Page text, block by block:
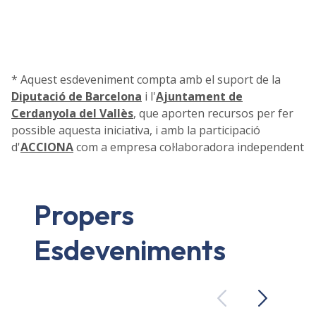
* Aquest esdeveniment compta amb el suport de la
Diputació de Barcelona i l'Ajuntament de
Cerdanyola del Vallès, que aporten recursos per fer
possible aquesta iniciativa, i amb la participació
d'ACCIONAcom a empresa col·laboradora independent
Propers
Esdeveniments
PreviousNext